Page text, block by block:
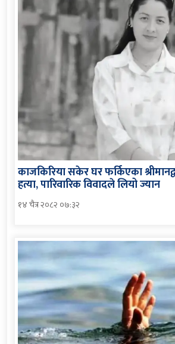
काजकिरिया सकेर घर फर्किएका
हत्या, पारिवारिक विवादले लियो ज्यान
१४ चैत्र २०८२ ०७:३२